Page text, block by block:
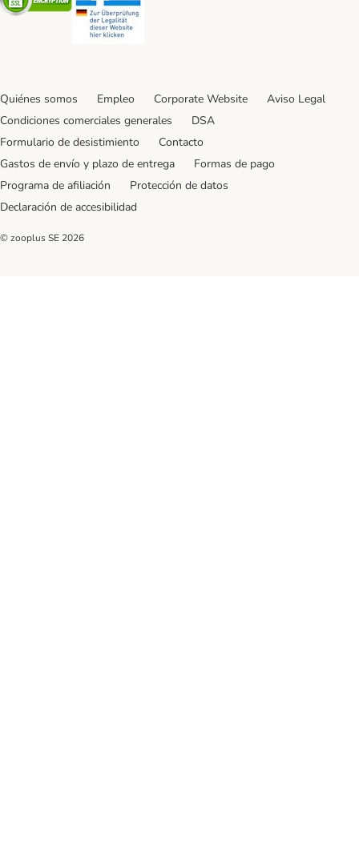
Quiénes somos Empleo Corporate Website
Aviso Legal
Condiciones comerciales generales
DSA
Formulario de desistimiento
Contacto
Gastos de envío y plazo de entrega
Formas de pago
Programa de afiliación
Protección de datos
Declaración de accesibilidad
© zooplus SE 2026